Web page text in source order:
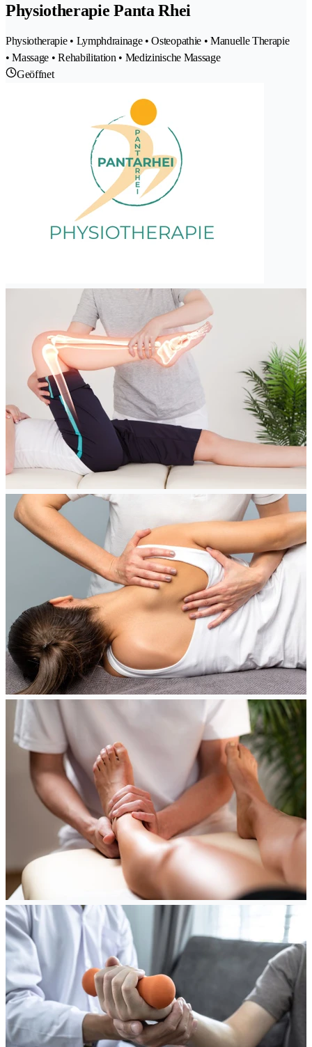
Physiotherapie Panta Rhei
Physiotherapie • Lymphdrainage • Osteopathie • Manuelle Therapie
• Massage • Rehabilitation • Medizinische Massage
Geöffnet